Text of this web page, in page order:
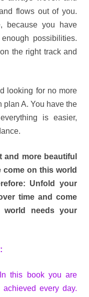
flows out of you.
because you have
possibilities.
the right track and
looking for no more
plan A. You have the
is easier,
more beautiful
come on this world
Unfold your
time and come
world needs your
this book you are
every day.